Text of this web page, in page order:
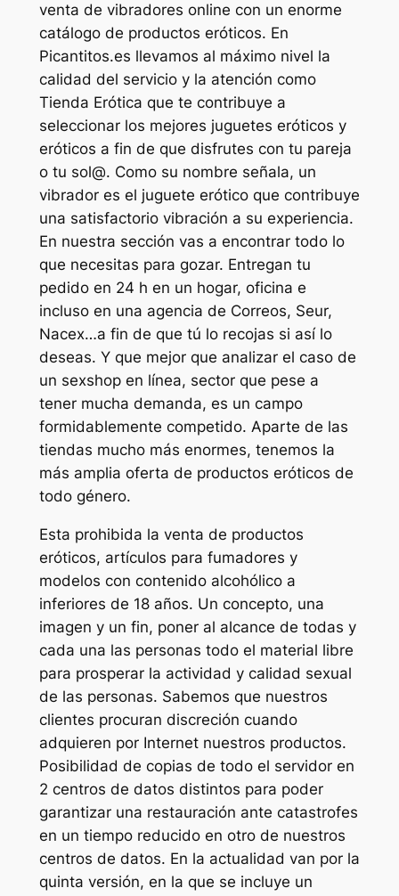
venta de vibradores online con un enorme
catálogo de productos eróticos. En
Picantitos.es llevamos al máximo nivel la
calidad del servicio y la atención como
Tienda Erótica que te contribuye a
seleccionar los mejores juguetes eróticos y
eróticos a fin de que disfrutes con tu pareja
o tu sol@. Como su nombre señala, un
vibrador es el juguete erótico que contribuye
una satisfactorio vibración a su experiencia.
En nuestra sección vas a encontrar todo lo
que necesitas para gozar. Entregan tu
pedido en 24 h en un hogar, oficina e
incluso en una agencia de Correos, Seur,
Nacex…a fin de que tú lo recojas si así lo
deseas. Y que mejor que analizar el caso de
un sexshop en línea, sector que pese a
tener mucha demanda, es un campo
formidablemente competido. Aparte de las
tiendas mucho más enormes, tenemos la
más amplia oferta de productos eróticos de
todo género.
Esta prohibida la venta de productos
eróticos, artículos para fumadores y
modelos con contenido alcohólico a
inferiores de 18 años. Un concepto, una
imagen y un fin, poner al alcance de todas y
cada una las personas todo el material libre
para prosperar la actividad y calidad sexual
de las personas. Sabemos que nuestros
clientes procuran discreción cuando
adquieren por Internet nuestros productos.
Posibilidad de copias de todo el servidor en
2 centros de datos distintos para poder
garantizar una restauración ante catastrofes
en un tiempo reducido en otro de nuestros
centros de datos. En la actualidad van por la
quinta versión, en la que se incluye un